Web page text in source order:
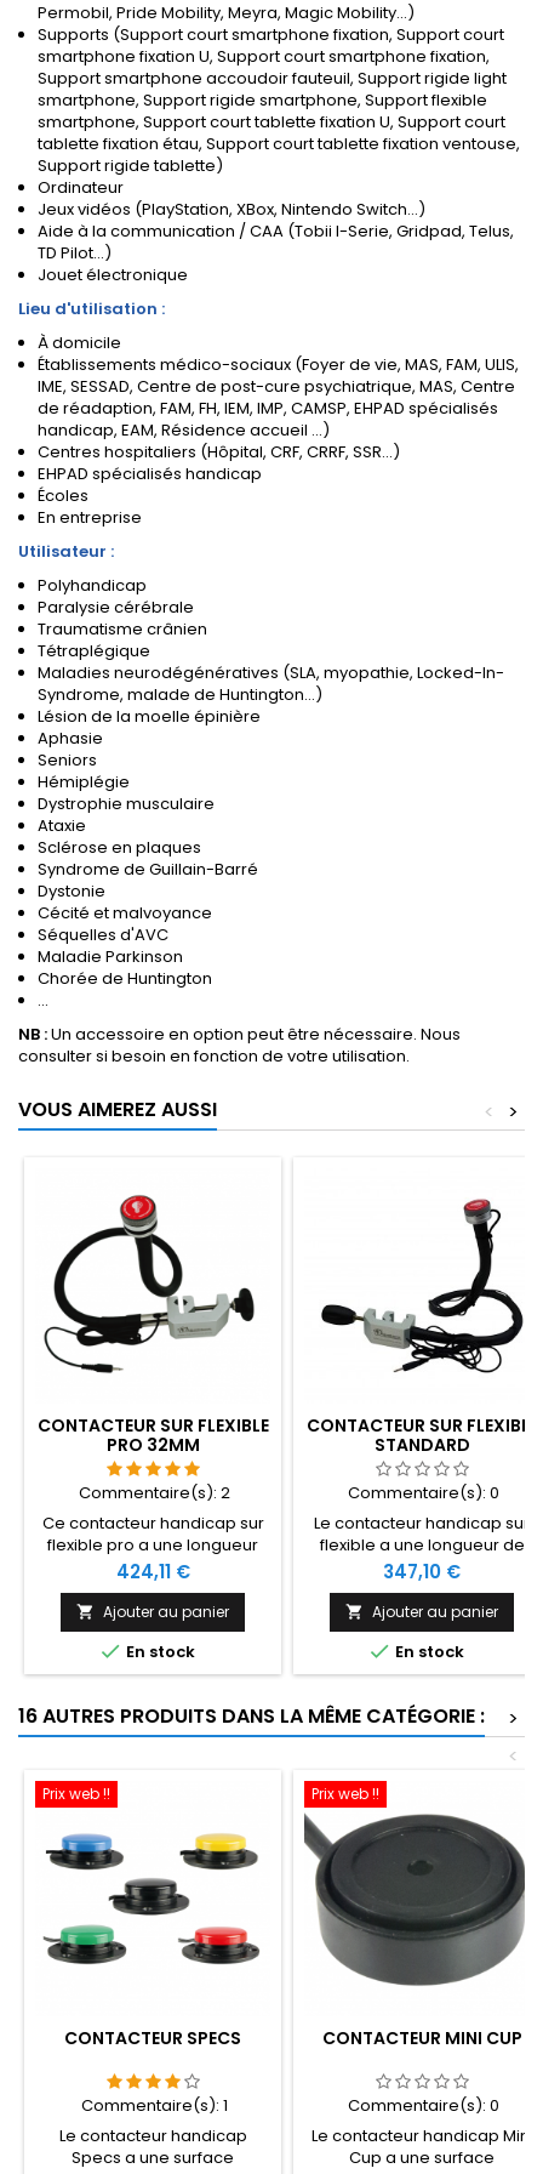
Permobil, Pride Mobility, Meyra, Magic Mobility...)
Supports (Support court smartphone fixation, Support court
smartphone fixation U, Support court smartphone fixation,
Support smartphone accoudoir fauteuil, Support rigide light
smartphone, Support rigide smartphone, Support flexible
smartphone, Support court tablette fixation U, Support court
tablette fixation étau, Support court tablette fixation ventouse,
Support rigide tablette)
Ordinateur
Jeux vidéos (PlayStation, XBox, Nintendo Switch...)
Aide à la communication / CAA (Tobii I-Serie, Gridpad, Telus,
TD Pilot...)
Jouet électronique
Lieu d'utilisation :
À domicile
Établissements médico-sociaux (Foyer de vie, MAS, FAM, ULIS,
IME, SESSAD, Centre de post-cure psychiatrique, MAS, Centre
de réadaption, FAM, FH, IEM, IMP, CAMSP, EHPAD spécialisés
handicap, EAM, Résidence accueil ...)
Centres hospitaliers (Hôpital, CRF, CRRF, SSR...)
EHPAD spécialisés handicap
Écoles
En entreprise
Utilisateur :
Polyhandicap
Paralysie cérébrale
Traumatisme crânien
Tétraplégique
Maladies neurodégénératives (SLA, myopathie, Locked-In-
Syndrome, malade de Huntington...)
Lésion de la moelle épinière
Aphasie
Seniors
Hémiplégie
Dystrophie musculaire
Ataxie
Sclérose en plaques
Syndrome de Guillain-Barré
Dystonie
Cécité et malvoyance
Séquelles d'AVC
Maladie Parkinson
Chorée de Huntington
...
NB :Un accessoire en option peut être nécessaire. Nous
consulter si besoin en fonction de votre utilisation.
VOUS AIMEREZ AUSSI >
<
CONTACTEUR SUR FLEXIBLE
PRO 32MM
Commentaire(s): 2
Ce contacteur handicap sur
flexible pro a une longueur
de 80cm, une surface
d'activation de 3,2 cm et une
force d'activation de 125 g.
Prix
424,11 €
 Ajouter au panier
 En stock
CONTACTEUR SUR FLEXIBLE
STANDARD
Commentaire(s): 0
Le contacteur handicap sur
flexible a une longueur de
80cm, une surface
d'activation de 3,2 cm, ainsi
qu'une force d'activation de
125 g. VERSION STANDARD : Le
câble du contacteur se
trouve à l'extérieur du flexible.
Prix
347,10 €
 Ajouter au panier
 En stock
16 AUTRES PRODUITS DANS LA MÊME CATÉGORIE :
>
<
Prix web !!
CONTACTEUR SPECS
Commentaire(s): 1
Le contacteur handicap
Specs a une surface
Prix web !!
CONTACTEUR MINI CUP
Commentaire(s): 0
Le contacteur handicap Mini
Cup a une surface